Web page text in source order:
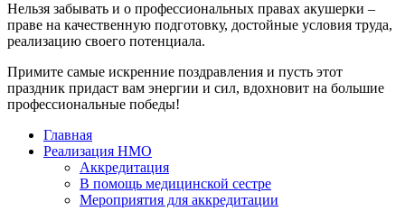
Нельзя забывать и о профессиональных правах акушерки –
праве на качественную подготовку, достойные условия труда,
реализацию своего потенциала.
Примите самые искренние поздравления и пусть этот
праздник придаст вам энергии и сил, вдохновит на большие
профессиональные победы!
Главная
Реализация НМО
Аккредитация
В помощь медицинской сестре
Мероприятия для аккредитации